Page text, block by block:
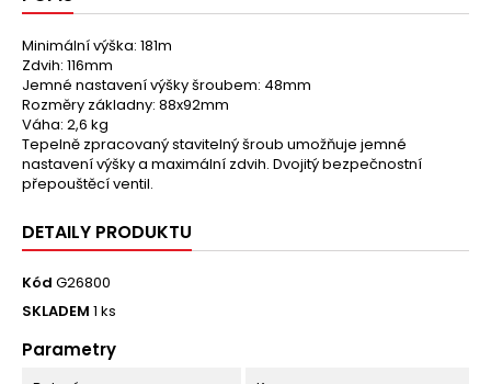
Minimální výška: 181m
Zdvih: 116mm
Jemné nastavení výšky šroubem: 48mm
Rozměry základny: 88x92mm
Váha: 2,6 kg
Tepelně zpracovaný stavitelný šroub umožňuje jemné
nastavení výšky a maximální zdvih. Dvojitý bezpečnostní
přepouštěcí ventil.
DETAILY PRODUKTU
Kód G26800
SKLADEM 1 ks
Parametry